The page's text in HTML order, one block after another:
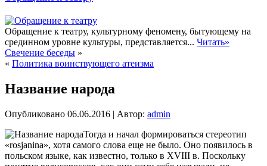
Обращение к театру, культурному феномену, бытующему на
срединном уровне культуры, представляется... Читать»
Свечение беседы »
« Политика воинствующего атеизма
Название народа
Опубликовано 06.06.2016 | Автор: admin
Тогда и начал формироваться стереотип
«rosjanina», хотя самого слова еще не было. Оно появилось в
польском языке, как известно, только в XVIII в. Поскольку